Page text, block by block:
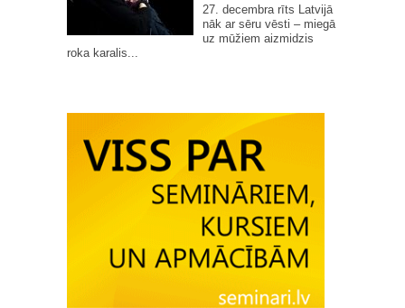
27. decembra rīts Latvijā
nāk ar sēru vēsti – miegā
uz mūžiem aizmidzis
roka karalis...